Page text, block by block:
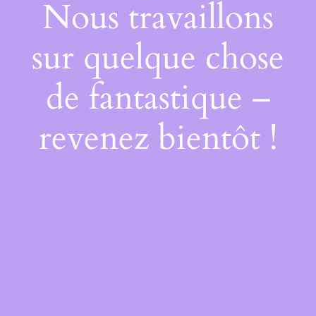
Nous travaillons
sur quelque chose
de fantastique –
revenez bientôt !